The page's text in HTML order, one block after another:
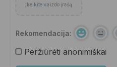
Įkelkite vaizdo įrašą
Rekomendacija:
Peržiūrėti anonimiškai